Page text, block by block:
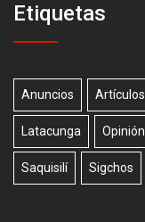
Etiquetas
Anuncios Artículos
Latacunga Opinión
Saquisilí Sigchos